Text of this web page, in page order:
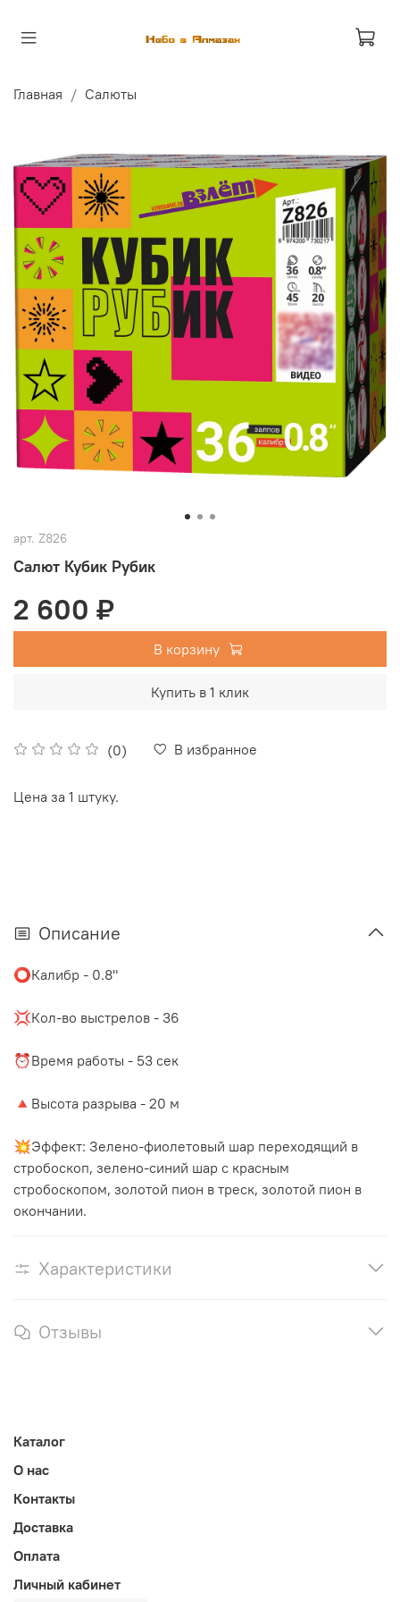
Главная Салюты
арт. Z826
Салют Кубик Рубик
(0) В избранное
2 600 ₽
В корзину
Купить в 1 клик
Цена за 1 штуку.
Описание
⭕️Калибр - 0.8"
💢Кол-во выстрелов - 36
⏰Время работы - 53 сек
🔺Высота разрыва - 20 м
💥Эффект: Зелено-фиолетовый шар переходящий в
стробоскоп, зелено-синий шар с красным
стробоскопом, золотой пион в треск, золотой пион в
окончании.
Характеристики
Отзывы
Каталог
О нас
Контакты
Доставка
Оплата
Личный кабинет